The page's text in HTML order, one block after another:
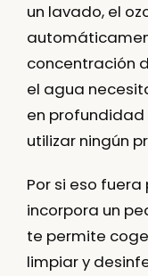
un lavado, el
concentración
el agua
en
utilizar ningún
Por si eso
incorpora un
te permite
limpiar y